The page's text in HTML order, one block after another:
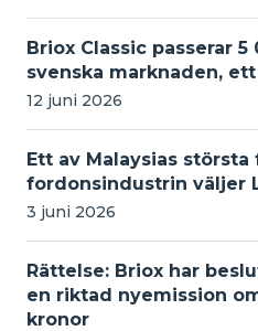
Briox Classic passerar
svenska marknaden,
12 juni 2026
Ett av Malaysias
fordonsindustrin väljer
3 juni 2026
Rättelse: Briox har
en riktad nyemission
kronor